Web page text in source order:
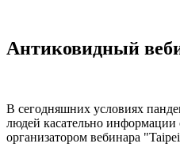
Антиковидный
В сегодняшних условиях
людей касательно информации
организатором вебинара